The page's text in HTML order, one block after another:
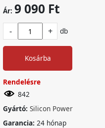
Ár: 9 090 Ft
- + db
Kosárba
Rendelésre
842
Gyártó: Silicon Power
Garancia: 24 hónap